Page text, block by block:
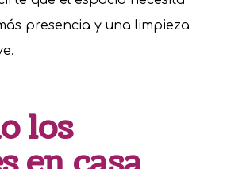
presencia y una limpieza
los